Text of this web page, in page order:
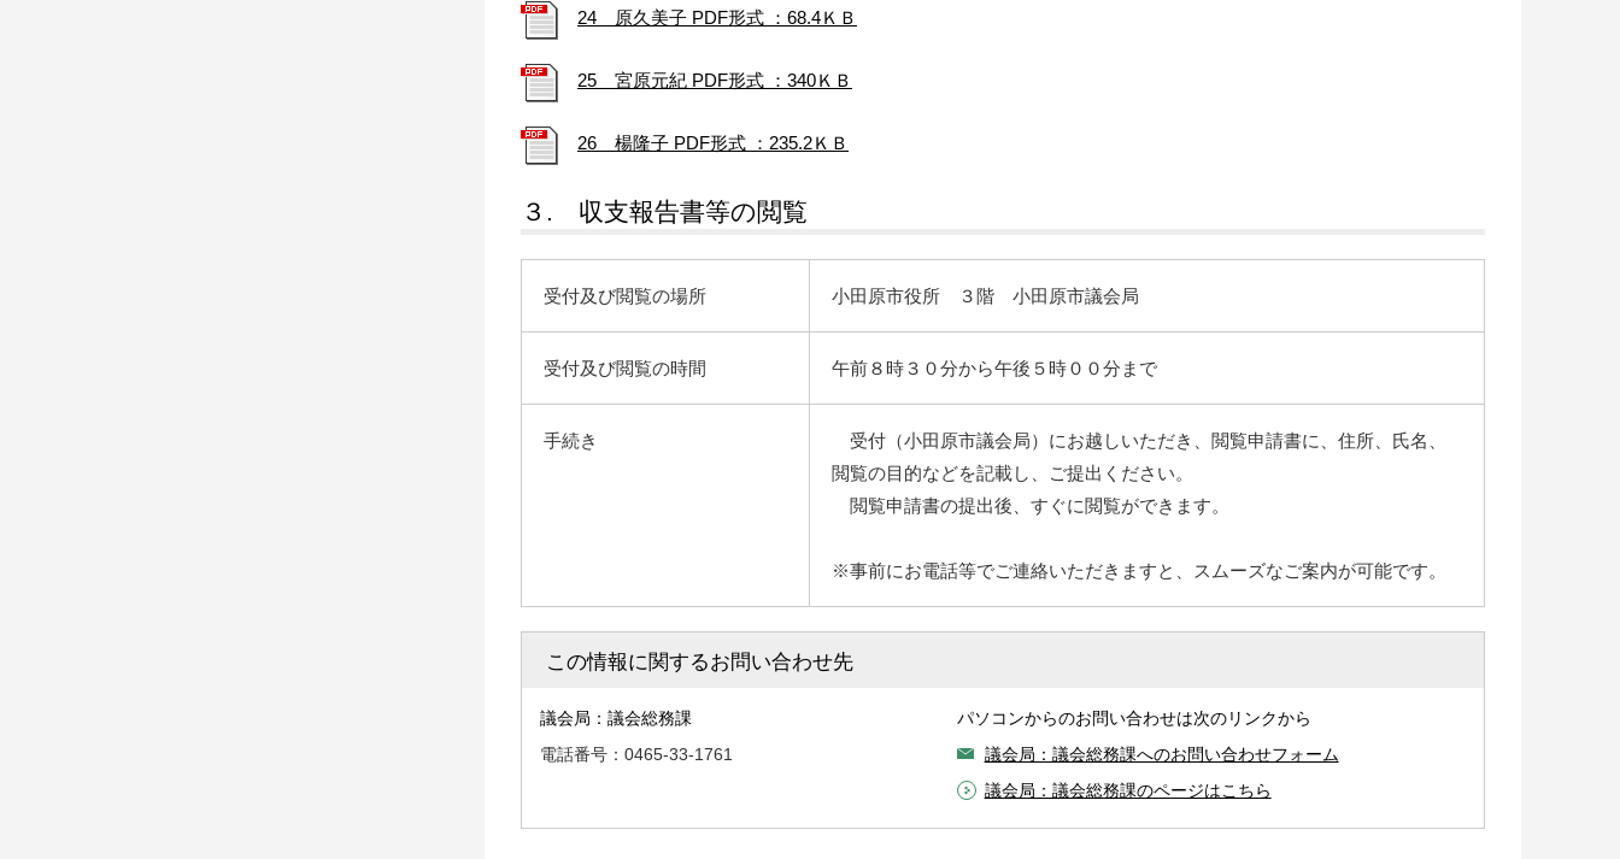
24 原久美子 PDF形式 ：68.4ＫＢ
25 宮原元紀 PDF形式 ：340ＫＢ
26 楊隆子 PDF形式 ：235.2ＫＢ
３. 収支報告書等の閲覧
受付及び閲覧の場所 小田原市役所 ３階 小田原市議会局
受付及び閲覧の時間 午前８時３０分から午後５時００分まで
手続き
受付（小田原市議会局）にお越しいただき、閲覧申請書に、住所、氏名、
閲覧の目的などを記載し、ご提出ください。
閲覧申請書の提出後、すぐに閲覧ができます。
※事前にお電話等でご連絡いただきますと、スムーズなご案内が可能です。
この情報に関するお問い合わせ先
議会局：議会総務課
電話番号：0465-33-1761
パソコンからのお問い合わせは次のリンクから
議会局：議会総務課へのお問い合わせフォーム
議会局：議会総務課のページはこちら